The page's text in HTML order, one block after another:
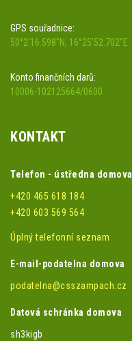
GPS souřadnice:
50°2'16.598"N, 16°25'52.702"E
Konto finančních darů:
10006-102125664/0600
KONTAKT
Telefon - ústředna domova
+420 465 618 184
+420 603 569 564
Úplný telefonní seznam
E-mail-podatelna domova
podatelna@csszampach.cz
Datová schránka domova
sh3kigb